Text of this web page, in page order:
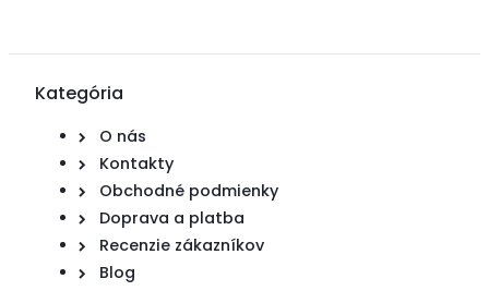
Kategória
O nás
Kontakty
Obchodné podmienky
Doprava a platba
Recenzie zákazníkov
Blog